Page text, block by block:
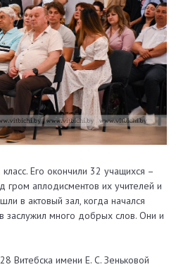
Его окончили 32 учащихся –
аплодисментов их учителей и
в актовый зал, когда начался
заслужил много добрых слов. Они и
Витебска имени Е. С. Зеньковой